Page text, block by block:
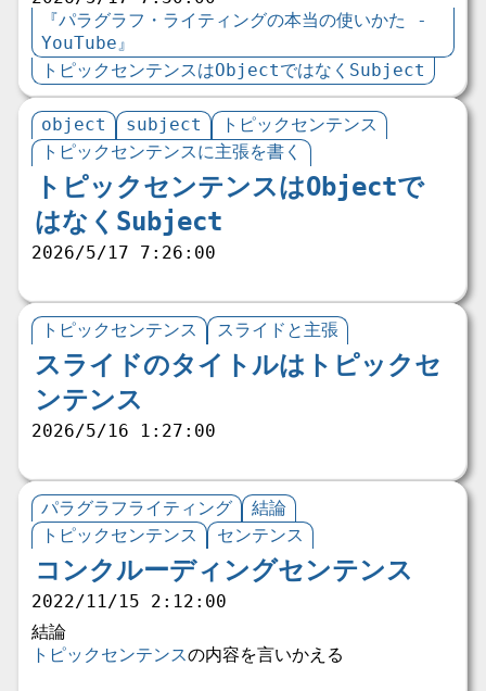
『パラグラフ・ライティングの本当の使いかた -
YouTube』
トピックセンテンスはObjectではなくSubject
object subject
トピックセンテンス
トピックセンテンスに主張を書く
トピックセンテンスはObjectで
はなくSubject
2026/5/17 7:26:00
トピックセンテンス スライドと主張
スライドのタイトルはトピックセ
ンテンス
2026/5/16 1:27:00
パラグラフライティング
結論
トピックセンテンス
センテンス
コンクルーディングセンテンス
2022/11/15 2:12:00
結論
トピックセンテンスの内容を言いかえる